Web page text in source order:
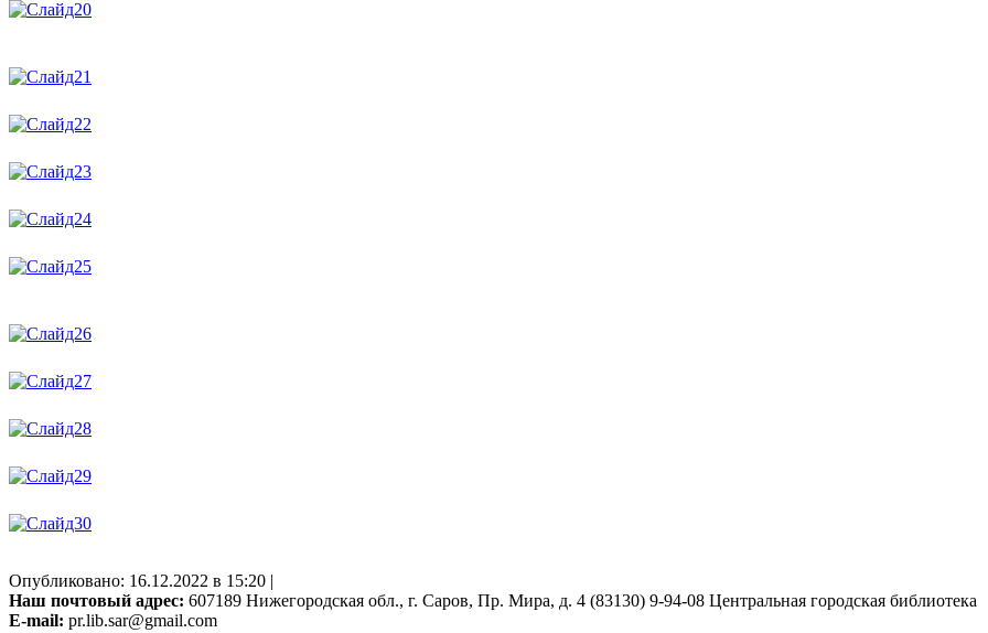
Опубликовано: 16.12.2022 в 15:20 |
Наш почтовый адрес: 607189 Нижегородская обл., г. Саров, Пр. Мира, д. 4 (83130) 9-94-08 Центральная городская библиотека
E-mail: pr.lib.sar@gmail.com